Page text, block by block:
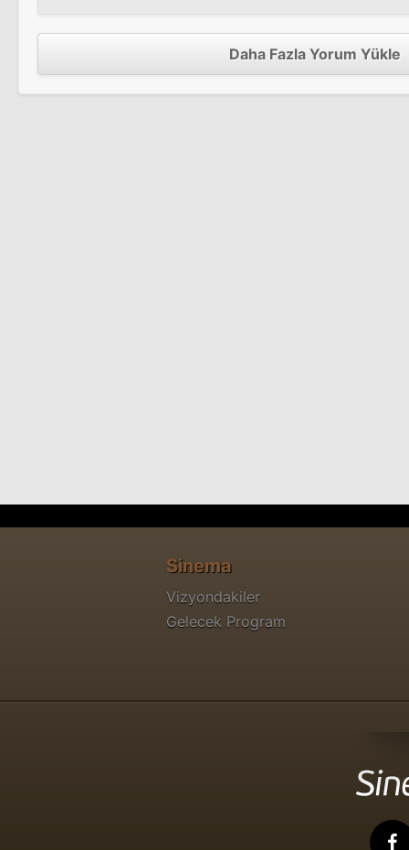
Daha Fazla Yorum Yükle
Sinema
Vizyondakiler
Gelecek Program